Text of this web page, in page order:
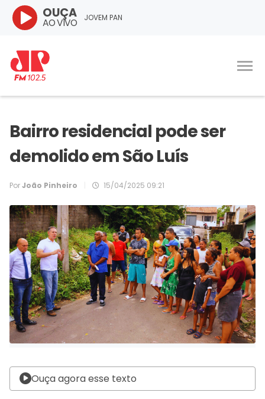
JOVEM PAN
OUÇA
AO VIVO
Bairro residencial pode ser
demolido em São Luís
PorJoão Pinheiro 15/04/2025 09:21
Ouça agora esse texto